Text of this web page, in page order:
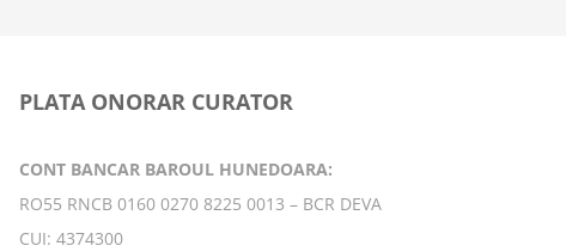
PLATA ONORAR CURATOR
CONT BANCAR BAROUL HUNEDOARA:
RO55 RNCB 0160 0270 8225 0013 – BCR DEVA
CUI: 4374300